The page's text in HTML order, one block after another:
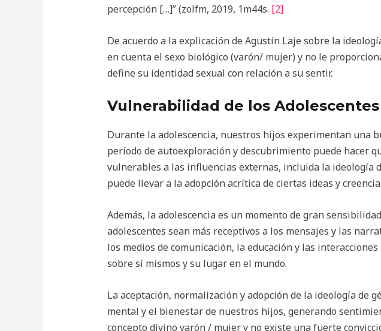
percepción […]” (zolfm, 2019, 1m44s. [2]
De acuerdo a la explicación de Agustín Laje sobre la
en cuenta el sexo biológico (varón/ mujer) y no le
define su identidad sexual con relación a su sentir.
Vulnerabilidad de los Adolescentes
Durante la adolescencia, nuestros hijos experimentan una
período de autoexploración y descubrimiento puede hacer
vulnerables a las influencias externas, incluida la ideología
puede llevar a la adopción acrítica de ciertas ideas y
Además, la adolescencia es un momento de gran
adolescentes sean más receptivos a los mensajes y las
los medios de comunicación, la educación y las
sobre sí mismos y su lugar en el mundo.
La aceptación, normalización y adopción de la ideología de
mental y el bienestar de nuestros hijos, generando
concepto divino varón / mujer y no existe una fuerte